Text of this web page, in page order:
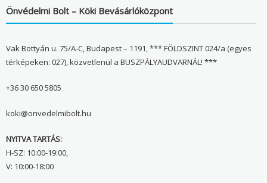
Önvédelmi Bolt – Köki Bevásárlóközpont
Vak Bottyán u. 75/A-C, Budapest – 1191, *** FÖLDSZINT 024/a (egyes
térképeken: 027), közvetlenül a BUSZPÁLYAUDVARNÁL! ***
+36 30 650 5805
koki@onvedelmibolt.hu
NYITVA TARTÁS:
H-SZ: 10:00-19:00,
V: 10:00-18:00